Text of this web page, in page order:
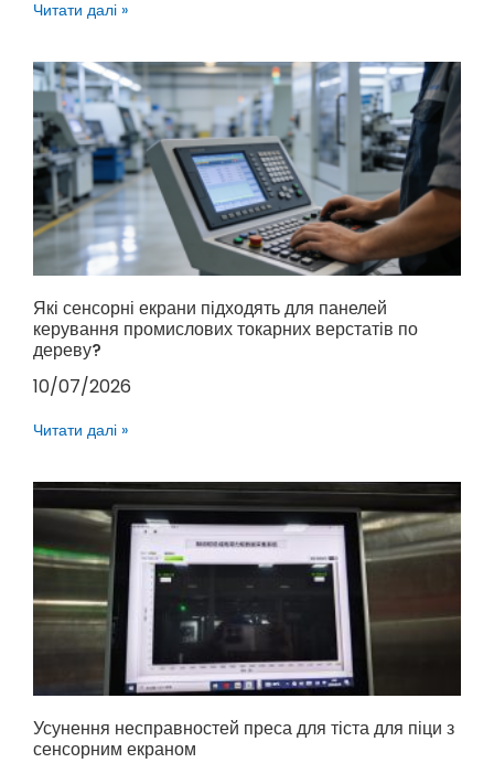
Читати далі »
Які сенсорні екрани підходять для панелей
керування промислових токарних верстатів по
дереву?
10/07/2026
Читати далі »
Усунення несправностей преса для тіста для піци з
сенсорним екраном